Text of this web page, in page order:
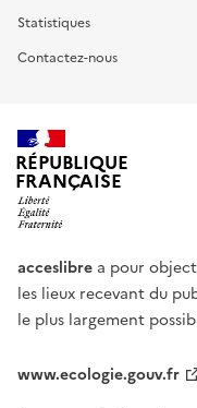
Statistiques
Contactez-nous
RÉPUBLIQUE
FRANÇAISE
acceslibre a pour
les lieux recevant du
le plus largement
www.ecologie.gouv.fr